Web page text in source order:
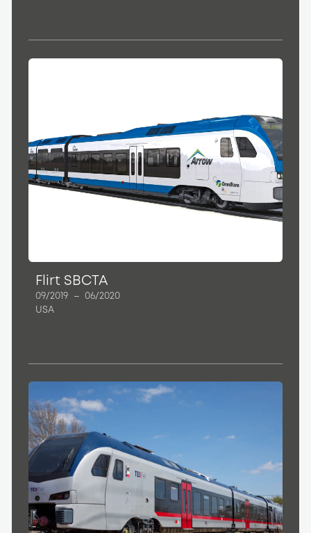
Flirt SBCTA
09/2019 –
06/2020
USA